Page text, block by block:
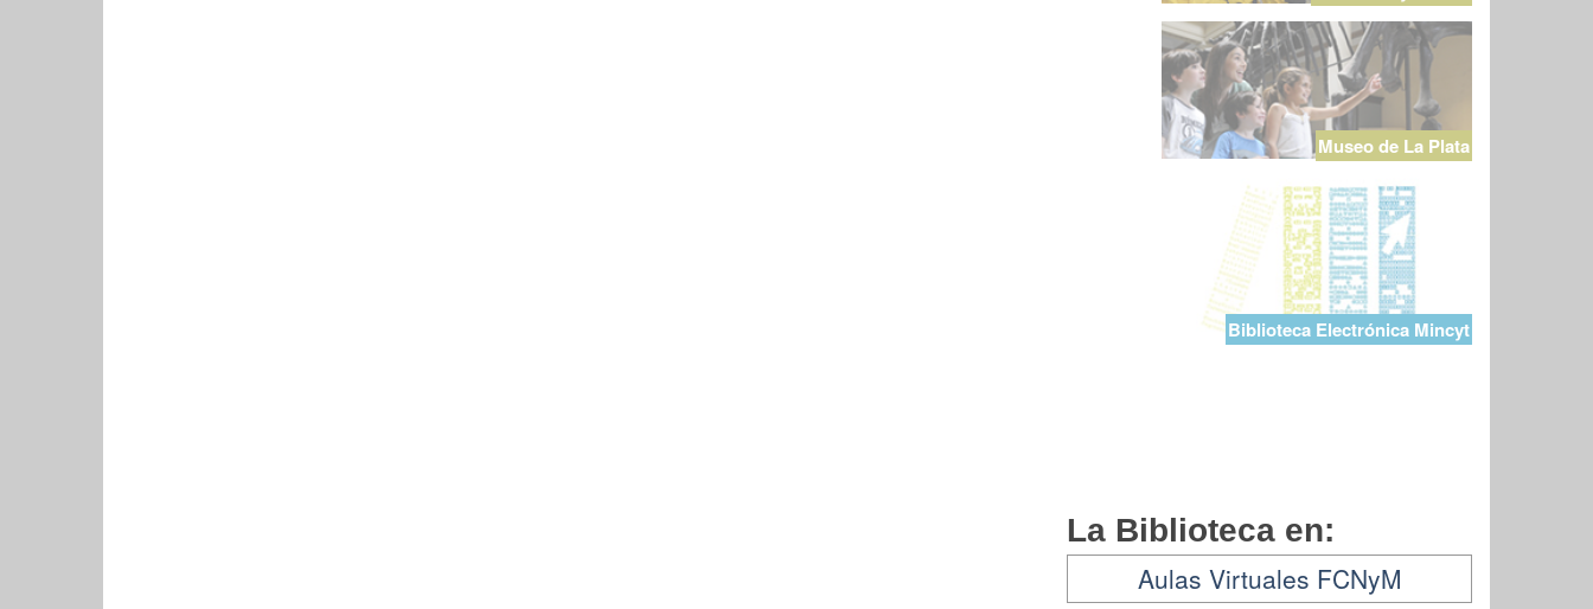
Museo de La Plata
Biblioteca Electrónica Mincyt
La Biblioteca en:
Aulas Virtuales FCNyM